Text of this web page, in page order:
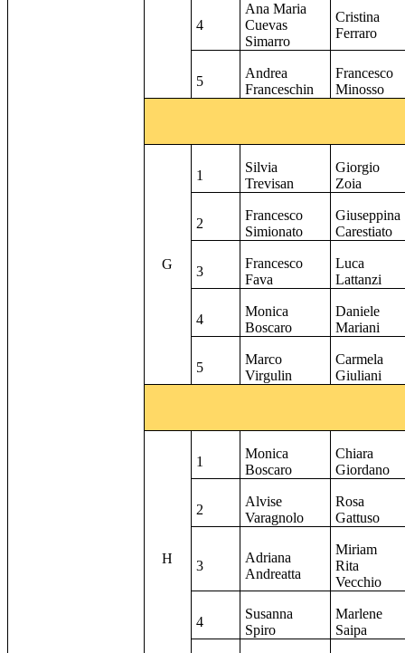
4
Ana Maria
Cuevas
Simarro
Cristina
Ferraro
5
Andrea
Franceschin
Francesco
Minosso
G
1
Silvia
Trevisan
Giorgio
Zoia
2
Francesco
Simionato
Giuseppina
Carestiato
3
Francesco
Fava
Luca
Lattanzi
4
Monica
Boscaro
Daniele
Mariani
5
Marco
Virgulin
Carmela
Giuliani
H
1
Monica
Boscaro
Chiara
Giordano
2
Alvise
Varagnolo
Rosa
Gattuso
3
Adriana
Andreatta
Miriam
Rita
Vecchio
4
Susanna
Spiro
Marlene
Saipa